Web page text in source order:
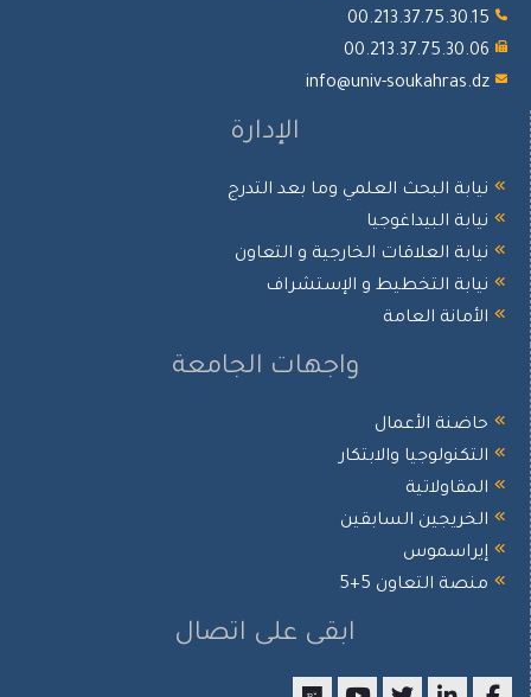
info@univ-
الإدارة
البحث العلمي وما بعد التدرج
البيداغوجيا
العلاقات الخارجية و التعاون
التخطيط و الإستشراف
العامة
واجهات الجامعة
الأعمال
والابتكار
السابقين
التعاون 5+5
ابقى على اتصال